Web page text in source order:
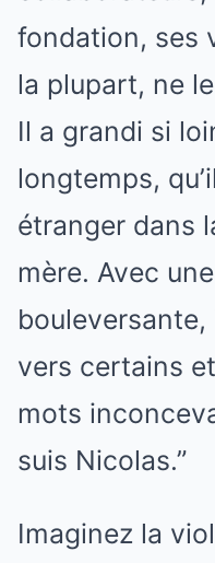
fondation, ses
la plupart, ne
Il a grandi si
longtemps,
étranger dans
mère. Avec
bouleversante,
vers certains
mots
suis Nicolas.”
Imaginez la